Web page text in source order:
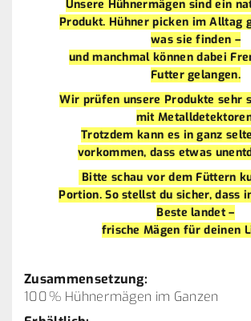
Unsere Hühnermägen sind ein
Produkt. Hühner picken im Alltag
was sie finden –
und manchmal können dabei
Futter gelangen.
Wir prüfen unsere Produkte sehr
mit
Trotzdem kann es in ganz
vorkommen, dass etwas
Bitte schau vor dem Füttern
Portion. So stellst du sicher, dass
Beste landet –
frische Mägen für deinen
Zusammensetzung:
100 % Hühnermägen im Ganzen